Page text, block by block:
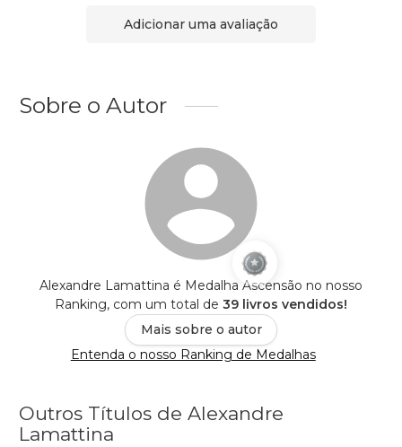
Adicionar uma avaliação
Sobre o Autor
Alexandre Lamattina é Medalha Ascensão no nosso
Ranking, com um total de 39 livros vendidos!
Mais sobre o autor
Entenda o nosso Ranking de Medalhas
Outros Títulos de Alexandre
Lamattina